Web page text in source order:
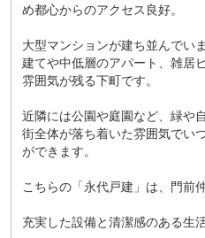
め都心からのアクセス良好。
大型マンションが建ち並んでい
建てや中低層のアパート、雑居
雰囲気が残る下町です。
近隣には公園や庭園など、緑や
街全体が落ち着いた雰囲気でい
ができます。
こちらの「永代戸建」は、門前
充実した設備と清潔感のある生